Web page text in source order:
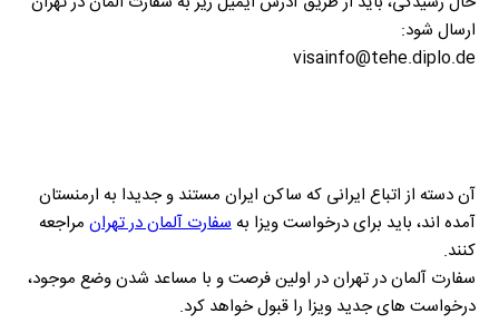
ارسال شود:
آن دسته از اتباع ايرانى كه ساكن ايران مستند و جديدا به ارمنستان
آمده اند، بايد براى درخواست ويزا بهسفارت آلمان در تهران مراجعه
کنند.
سفارت آلمان در تهران در اولين فرصت و با مساعد شدن وضع موجود،
درخواست هاى جديد ويزا را قبول خواهد كرد.